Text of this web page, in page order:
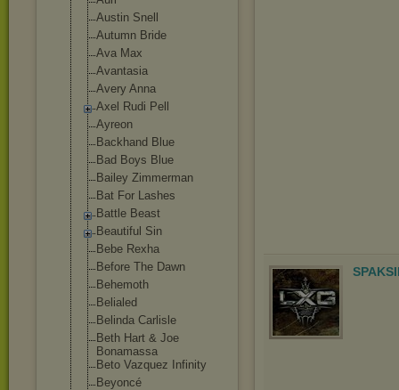
Austin Snell
Autumn Bride
Ava Max
Avantasia
Avery Anna
Axel Rudi Pell
Ayreon
Backhand Blue
Bad Boys Blue
Bailey Zimmerman
Bat For Lashes
Battle Beast
Beautiful Sin
Bebe Rexha
Before The Dawn
Behemoth
Belialed
Belinda Carlisle
Beth Hart & Joe
Bonamassa
Beto Vazquez Infinity
Beyoncé